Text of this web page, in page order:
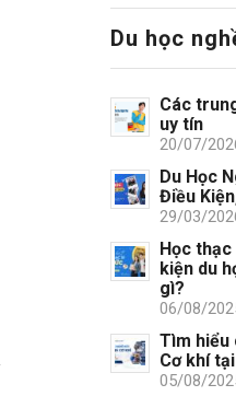
Du học
Các
uy tín
20/07/
Du Học
Điều
29/03/
Học
kiện du
gì?
06/08/
Tìm hiểu
Cơ khí
05/08/